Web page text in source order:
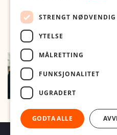
Copyright © 2026
STRENGT NØDVENDIG
YTELSE
MÅLRETTING
FUNKSJONALITET
UGRADERT
GODTA ALLE